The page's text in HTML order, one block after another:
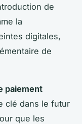
de
la
digitales,
de
paiement
clé dans le futur
que les